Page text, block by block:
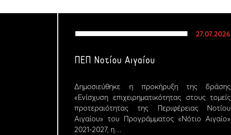
27.07.2026
ΠΕΠ Νοτίου Αιγαίου
Δημοσιεύθηκε η προκήρυξη της δράσης
«Ενίσχυση επιχειρηματικότητας στους τομείς
προτεραιότητας της Περιφέρειας Νοτίου
Αιγαίου» του Προγράμματος «Νότιο Αιγαίο»
2021-2027, η…